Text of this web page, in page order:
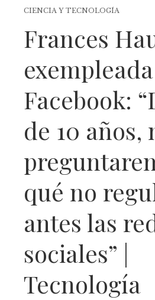
CIENCIA Y TECNOLOGÍA
Frances
Facebook:
de 10 años,
qué no
antes las
sociales” |
Tecnología